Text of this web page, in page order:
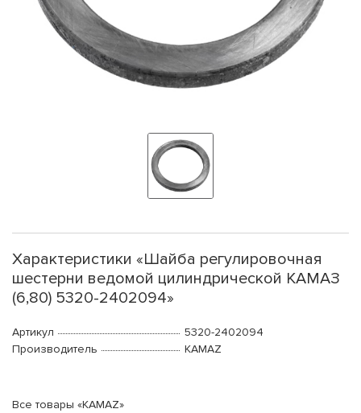
Характеристики «Шайба регулировочная
шестерни ведомой цилиндрической КАМАЗ
(6,80) 5320-2402094»
Артикул
5320-2402094
Производитель
KAMAZ
Все товары «KAMAZ»